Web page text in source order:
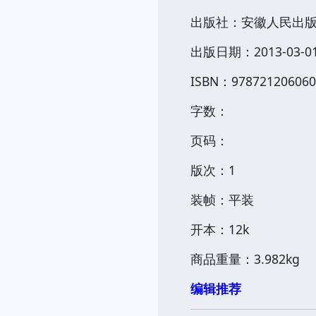
出版社：安徽人民出
出版日期：2013-03-01
ISBN：
字数：
页码：
版次：1
装帧：平装
开本：12k
商品重量：3.982kg
编辑推荐